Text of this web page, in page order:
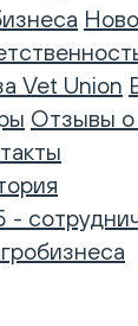
Vet Union
Отзывы о